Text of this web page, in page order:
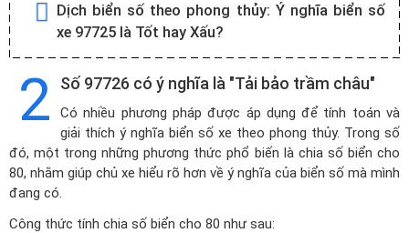
Dịch biển số theo phong thủy: Ý nghĩa biển số
xe 97725 là Tốt hay Xấu?
2 Số 97726 có ý nghĩa là "Tải bảo trầm châu"
Có nhiều phương pháp được áp dụng để tính toán và
giải thích ý nghĩa biển số xe theo phong thủy. Trong số
đó, một trong những phương thức phổ biến là chia số biển cho
80, nhằm giúp chủ xe hiểu rõ hơn về ý nghĩa của biển số mà mình
đang có.
Công thức tính chia số biển cho 80 như sau: